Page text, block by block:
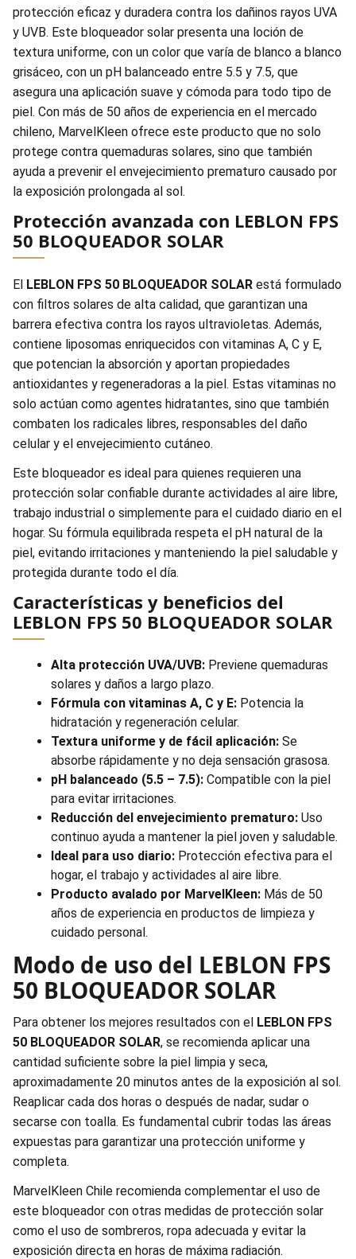
protección eficaz y duradera contra los dañinos rayos UVA
y UVB. Este bloqueador solar presenta una loción de
textura uniforme, con un color que varía de blanco a blanco
grisáceo, con un pH balanceado entre 5.5 y 7.5, que
asegura una aplicación suave y cómoda para todo tipo de
piel. Con más de 50 años de experiencia en el mercado
chileno, MarvelKleen ofrece este producto que no solo
protege contra quemaduras solares, sino que también
ayuda a prevenir el envejecimiento prematuro causado por
la exposición prolongada al sol.
Protección avanzada con LEBLON FPS
50 BLOQUEADOR SOLAR
El LEBLON FPS 50 BLOQUEADOR SOLAR está formulado
con filtros solares de alta calidad, que garantizan una
barrera efectiva contra los rayos ultravioletas. Además,
contiene liposomas enriquecidos con vitaminas A, C y E,
que potencian la absorción y aportan propiedades
antioxidantes y regeneradoras a la piel. Estas vitaminas no
solo actúan como agentes hidratantes, sino que también
combaten los radicales libres, responsables del daño
celular y el envejecimiento cutáneo.
Este bloqueador es ideal para quienes requieren una
protección solar confiable durante actividades al aire libre,
trabajo industrial o simplemente para el cuidado diario en el
hogar. Su fórmula equilibrada respeta el pH natural de la
piel, evitando irritaciones y manteniendo la piel saludable y
protegida durante todo el día.
Características y beneficios del
LEBLON FPS 50 BLOQUEADOR SOLAR
Alta protección UVA/UVB: Previene quemaduras
solares y daños a largo plazo.
Fórmula con vitaminas A, C y E: Potencia la
hidratación y regeneración celular.
Textura uniforme y de fácil aplicación: Se
absorbe rápidamente y no deja sensación grasosa.
pH balanceado (5.5 – 7.5): Compatible con la piel
para evitar irritaciones.
Reducción del envejecimiento prematuro: Uso
continuo ayuda a mantener la piel joven y saludable.
Ideal para uso diario: Protección efectiva para el
hogar, el trabajo y actividades al aire libre.
Producto avalado por MarvelKleen: Más de 50
años de experiencia en productos de limpieza y
cuidado personal.
Modo de uso del LEBLON FPS
50 BLOQUEADOR SOLAR
Para obtener los mejores resultados con el LEBLON FPS
50 BLOQUEADOR SOLAR, se recomienda aplicar una
cantidad suficiente sobre la piel limpia y seca,
aproximadamente 20 minutos antes de la exposición al sol.
Reaplicar cada dos horas o después de nadar, sudar o
secarse con toalla. Es fundamental cubrir todas las áreas
expuestas para garantizar una protección uniforme y
completa.
MarvelKleen Chile recomienda complementar el uso de
este bloqueador con otras medidas de protección solar
como el uso de sombreros, ropa adecuada y evitar la
exposición directa en horas de máxima radiación.